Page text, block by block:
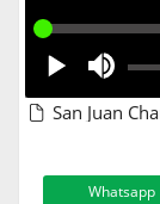
San Juan
Whatsapp